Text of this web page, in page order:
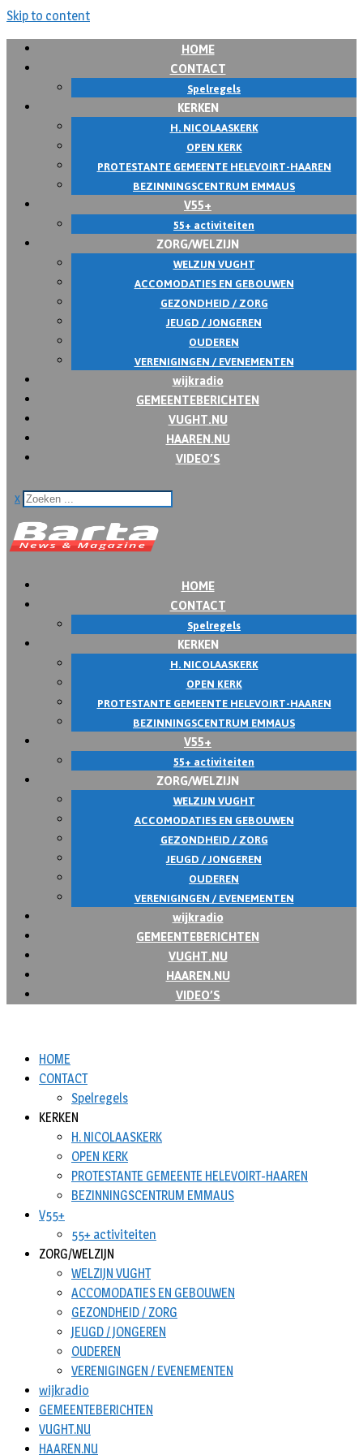
Skip to content
HOME
CONTACT
Spelregels
KERKEN
H. NICOLAASKERK
OPEN KERK
PROTESTANTE GEMEENTE HELEVOIRT-HAAREN
BEZINNINGSCENTRUM EMMAUS
V55+
55+ activiteiten
ZORG/WELZIJN
WELZIJN VUGHT
ACCOMODATIES EN GEBOUWEN
GEZONDHEID / ZORG
JEUGD / JONGEREN
OUDEREN
VERENIGINGEN / EVENEMENTEN
wijkradio
GEMEENTEBERICHTEN
VUGHT.NU
HAAREN.NU
VIDEO’S
x
HOME
CONTACT
Spelregels
KERKEN
H. NICOLAASKERK
OPEN KERK
PROTESTANTE GEMEENTE HELEVOIRT-HAAREN
BEZINNINGSCENTRUM EMMAUS
V55+
55+ activiteiten
ZORG/WELZIJN
WELZIJN VUGHT
ACCOMODATIES EN GEBOUWEN
GEZONDHEID / ZORG
JEUGD / JONGEREN
OUDEREN
VERENIGINGEN / EVENEMENTEN
wijkradio
GEMEENTEBERICHTEN
VUGHT.NU
HAAREN.NU
VIDEO’S
HOME
CONTACT
Spelregels
KERKEN
H. NICOLAASKERK
OPEN KERK
PROTESTANTE GEMEENTE HELEVOIRT-HAAREN
BEZINNINGSCENTRUM EMMAUS
V55+
55+ activiteiten
ZORG/WELZIJN
WELZIJN VUGHT
ACCOMODATIES EN GEBOUWEN
GEZONDHEID / ZORG
JEUGD / JONGEREN
OUDEREN
VERENIGINGEN / EVENEMENTEN
wijkradio
GEMEENTEBERICHTEN
VUGHT.NU
HAAREN.NU